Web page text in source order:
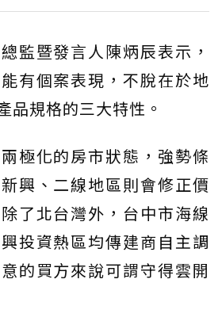
監暨發言人陳炳辰表示，
有個案表現，不脫在於地
品規格的三大特性。
極化的房市狀態，強勢條
興、二線地區則會修正價
了北台灣外，台中市海線
投資熱區均傳建商自主調
的買方來說可謂守得雲開